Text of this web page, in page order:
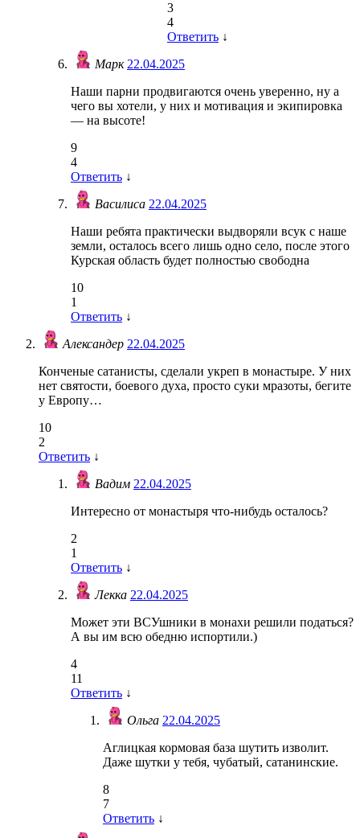
3
4
Ответить ↓
Марк22.04.2025
Наши парни продвигаются очень уверенно, ну а
чего вы хотели, у них и мотивация и экипировка
— на высоте!
9
4
Ответить ↓
Василиса 22.04.2025
Наши ребята практически выдворяли всук с наше
земли, осталось всего лишь одно село, после этого
Курская область будет полностью свободна
10
1
Ответить ↓
Александер 22.04.2025
Конченые сатанисты, сделали укреп в монастыре. У них
нет святости, боевого духа, просто суки мразоты, бегите
у Европу…
10
2
Ответить ↓
Вадим 22.04.2025
Интересно от монастыря что-нибудь осталось?
2
1
Ответить ↓
Лекка 22.04.2025
Может эти ВСУшники в монахи решили податься?
А вы им всю обедню испортили.)
4
11
Ответить ↓
Ольга 22.04.2025
Аглицкая кормовая база шутить изволит.
Даже шутки у тебя, чубатый, сатанинские.
8
7
Ответить ↓